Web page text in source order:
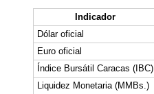
Indicador
Dólar oficial
Euro oficial
Índice Bursátil Caracas (IBC)
Liquidez Monetaria (MMBs.)